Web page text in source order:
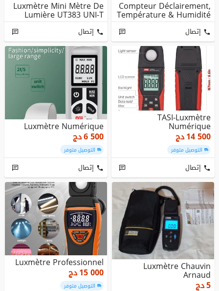
Compteur Déclairement,
Température & Humidité
3...
إتصال
Luxmètre Mini Mètre De
Lumière UT383 UNI-T
إتصال
TASI-Luxmètre
Numérique
14 500دج
التوصيل متوفر
إتصال
Luxmètre Numérique
6 500دج
التوصيل متوفر
إتصال
Luxmètre Chauvin
Arnaud
5دج
Luxmètre Professionnel
15 000دج
التوصيل متوفر